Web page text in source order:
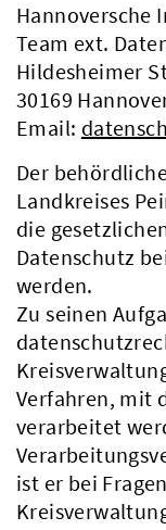
Hannoversche
Team ext.
Hildesheimer
30169
Email:
Der
Landkreises
die
Datenschutz
werden.
Zu seinen
Verfahren, mit
verarbeitet
ist er bei